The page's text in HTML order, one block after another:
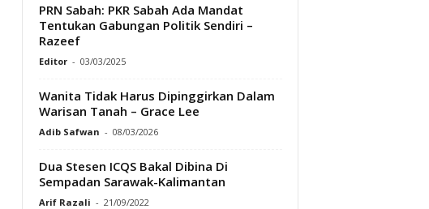
PRN Sabah: PKR Sabah Ada Mandat
Tentukan Gabungan Politik Sendiri –
Razeef
Editor - 03/03/2025
Wanita Tidak Harus Dipinggirkan Dalam
Warisan Tanah – Grace Lee
Adib Safwan - 08/03/2026
Dua Stesen ICQS Bakal Dibina Di
Sempadan Sarawak-Kalimantan
Arif Razali - 21/09/2022